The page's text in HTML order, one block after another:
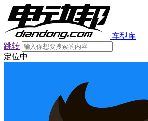
车型库
跳转
定位中